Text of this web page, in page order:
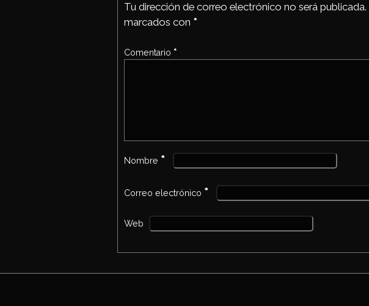
Tu dirección de correo electrónico no será publicada.
marcados con *
Comentario *
Nombre *
Correo electrónico *
Web